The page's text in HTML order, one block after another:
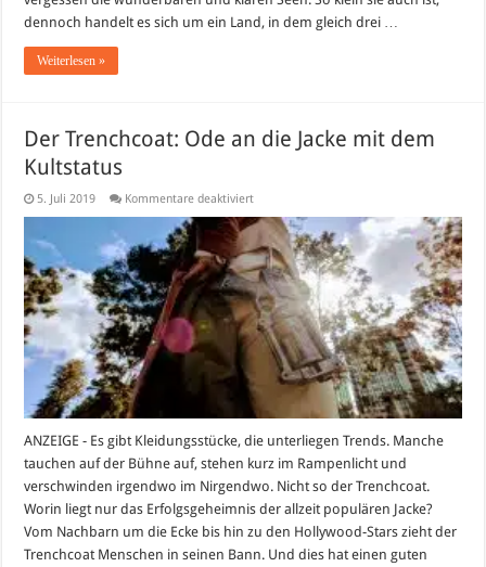
dennoch handelt es sich um ein Land, in dem gleich drei …
Weiterlesen »
Der Trenchcoat: Ode an die Jacke mit dem
Kultstatus
5. Juli 2019 Kommentare deaktiviertfür
Trenchcoat:
Ode
an
die
Jacke
mit
dem
Kultstatus
ANZEIGE - Es gibt Kleidungsstücke, die unterliegen Trends. Manche
tauchen auf der Bühne auf, stehen kurz im Rampenlicht und
verschwinden irgendwo im Nirgendwo. Nicht so der Trenchcoat.
Worin liegt nur das Erfolgsgeheimnis der allzeit populären Jacke?
Vom Nachbarn um die Ecke bis hin zu den Hollywood-Stars zieht der
Trenchcoat Menschen in seinen Bann. Und dies hat einen guten